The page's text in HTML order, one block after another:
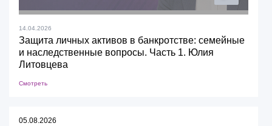
14.04.2026
Защита личных активов в банкротстве: семейные
и наследственные вопросы. Часть 1. Юлия
Литовцева
Смотреть
05.08.2026